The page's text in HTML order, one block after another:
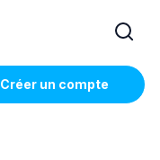
Créer un compte